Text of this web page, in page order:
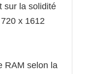
sur la solidité
x 1612
RAM selon la